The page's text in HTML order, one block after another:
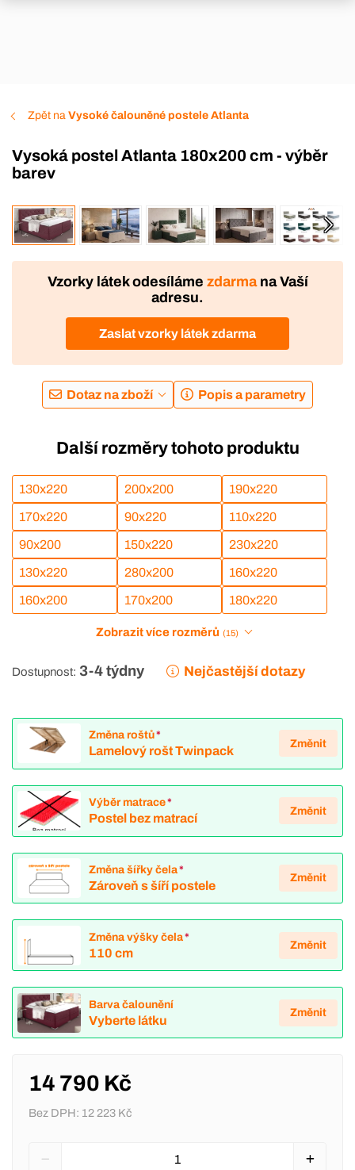
Zpět na Vysoké čalouněné postele Atlanta
Vysoká postel Atlanta 180x200 cm - výběr
barev
VÝROBA
Vzorky látek odesíláme zdarmana Vaší
adresu.
Zaslat vzorky látek zdarma
Dotaz na zboží Popis a parametry
Další rozměry tohoto produktu
130x220 200x200 190x220
170x220 90x220 110x220
90x200 150x220 230x220
130x220 280x200 160x220
160x200 170x200 180x220
Zobrazit více rozměrů (15)
Dostupnost: 3-4 týdny Nejčastější dotazy
Změna roštů*
Lamelový rošt Twinpack
Změnit
Výběr matrace*
Postel bez matrací
Změnit
Změna šířky čela*
Zároveň s šíří postele
Změnit
Změna výšky čela*
110 cm
Změnit
Barva čalounění
Vyberte látku
Změnit
14 790 Kč
Bez DPH: 12 223 Kč